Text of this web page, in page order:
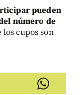
pueden
número de
los cupos son